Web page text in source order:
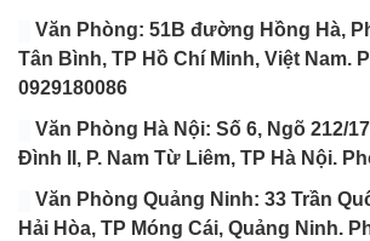
Văn Phòng: 51B đường Hồng Hà,
Tân Bình, TP Hồ Chí Minh, Việt Nam.
0929180086
Văn Phòng Hà Nội: Số 6, Ngõ 212/
Đình II, P. Nam Từ Liêm, TP Hà Nội.
Văn Phòng Quảng Ninh: 33 Trần
Hải Hòa, TP Móng Cái, Quảng Ninh.